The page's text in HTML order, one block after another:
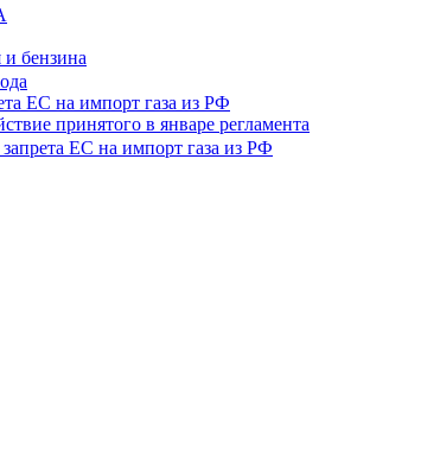
и бензина
ЕС на импорт газа из РФ
принятого в январе регламента